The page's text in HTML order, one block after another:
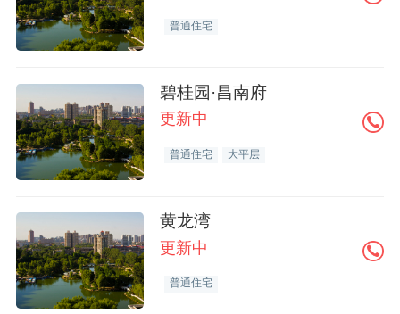
普通住宅
碧桂园·昌南府
更新中
普通住宅 大平层
黄龙湾
更新中
普通住宅